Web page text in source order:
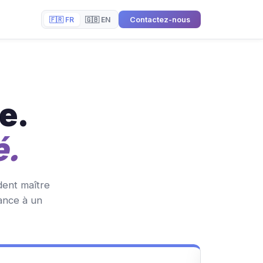
🇫🇷 FR 🇬🇧 EN Contactez-nous
maître
à un